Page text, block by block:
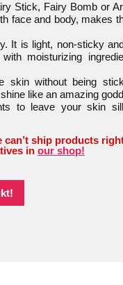
Stick, Fairy Bomb or
face and body, makes
It is light, non-sticky
moisturizing
skin without being
like an amazing
to leave your skin
can’t ship products
in our shop!